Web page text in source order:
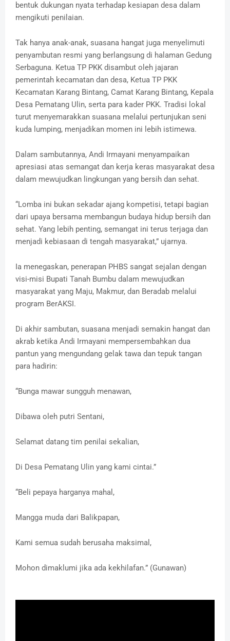
bentuk dukungan nyata terhadap kesiapan desa dalam
mengikuti penilaian.
‎Tak hanya anak-anak, suasana hangat juga menyelimuti
penyambutan resmi yang berlangsung di halaman Gedung
Serbaguna. Ketua TP PKK disambut oleh jajaran
pemerintah kecamatan dan desa, Ketua TP PKK
Kecamatan Karang Bintang, Camat Karang Bintang, Kepala
Desa Pematang Ulin, serta para kader PKK. Tradisi lokal
turut menyemarakkan suasana melalui pertunjukan seni
kuda lumping, menjadikan momen ini lebih istimewa.
‎Dalam sambutannya, Andi Irmayani menyampaikan
apresiasi atas semangat dan kerja keras masyarakat desa
dalam mewujudkan lingkungan yang bersih dan sehat.
‎‎“Lomba ini bukan sekadar ajang kompetisi, tetapi bagian
dari upaya bersama membangun budaya hidup bersih dan
sehat. Yang lebih penting, semangat ini terus terjaga dan
menjadi kebiasaan di tengah masyarakat,” ujarnya.
‎‎Ia menegaskan, penerapan PHBS sangat sejalan dengan
visi-misi Bupati Tanah Bumbu dalam mewujudkan
masyarakat yang Maju, Makmur, dan Beradab melalui
program BerAKSI.
Di akhir sambutan, suasana menjadi semakin hangat dan
akrab ketika Andi Irmayani mempersembahkan dua
pantun yang mengundang gelak tawa dan tepuk tangan
para hadirin:
‎“Bunga mawar sungguh menawan,
‎Dibawa oleh putri Sentani,
‎Selamat datang tim penilai sekalian,
‎Di Desa Pematang Ulin yang kami cintai.”
‎“Beli pepaya harganya mahal,
‎Mangga muda dari Balikpapan,
‎Kami semua sudah berusaha maksimal,
‎Mohon dimaklumi jika ada kekhilafan.” (Gunawan)